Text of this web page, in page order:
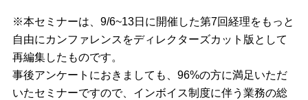
※本セミナーは、9/6~13日に開催した第7回経理をもっと
自由にカンファレンスをディレクターズカット版として
再編集したものです。
事後アンケートにおきましても、96%の方に満足いただ
いたセミナーですので、インボイス制度に伴う業務の総